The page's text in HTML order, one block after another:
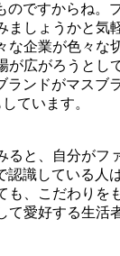
のですからね。
ましょうかと気
な企業が色々な
が広がろうとし
ランドがマスブ
ています。
ると、自分がフ
認識している人
も、こだわりを
て愛好する生活